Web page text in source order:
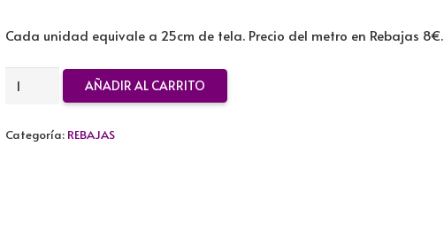
Cada unidad equivale a 25cm de tela. Precio del metro en Rebajas 8€.
TELA
ALGODON
REBAJADA
AÑADIR AL CARRITO
Categoría: REBAJAS